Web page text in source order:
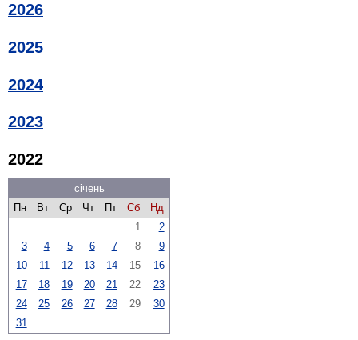
2026
2025
2024
2023
2022
січень
Пн
Вт Ср Чт Пт Сб
Нд
1
2
3
4 5 6 7 8
9
10
11 12 13 14 15
16
17
18 19 20 21 22
23
24
25 26 27 28 29
30
31